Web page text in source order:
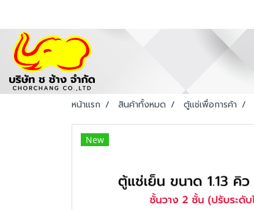
หน้าแรก สินค้าทั้งหมด ตู้แช่เพื่อการค้า
New